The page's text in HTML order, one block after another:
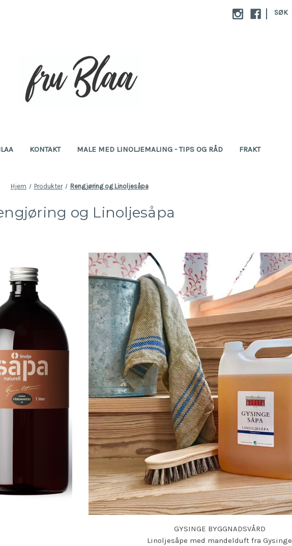
| SØK
KONTAKT MALE MED LINOLJEMALING - TIPS OG RÅD FRAKT
Hjem Produkter Rengjøring og Linoljesåpa
og Linoljesåpa
GYSINGE BYGGNADSVÅRD
Linoljesåpe med mandelduft fra Gysinge